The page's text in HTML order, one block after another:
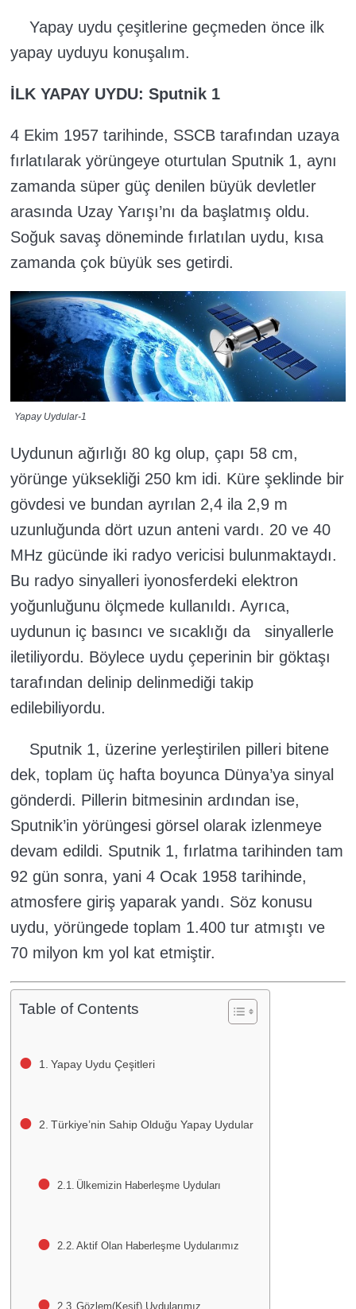
Yapay uydu çeşitlerine geçmeden önce ilk
yapay uyduyu konuşalım.
İLK YAPAY UYDU: Sputnik 1
4 Ekim 1957 tarihinde, SSCB tarafından uzaya
fırlatılarak yörüngeye oturtulan Sputnik 1, aynı
zamanda süper güç denilen büyük devletler
arasında Uzay Yarışı’nı da başlatmış oldu.
Soğuk savaş döneminde fırlatılan uydu, kısa
zamanda çok büyük ses getirdi.
Yapay Uydular-1
Uydunun ağırlığı 80 kg olup, çapı 58 cm,
yörünge yüksekliği 250 km idi. Küre şeklinde bir
gövdesi ve bundan ayrılan 2,4 ila 2,9 m
uzunluğunda dört uzun anteni vardı. 20 ve 40
MHz gücünde iki radyo vericisi bulunmaktaydı.
Bu radyo sinyalleri iyonosferdeki elektron
yoğunluğunu ölçmede kullanıldı. Ayrıca,
uydunun iç basıncı ve sıcaklığı da sinyallerle
iletiliyordu. Böylece uydu çeperinin bir göktaşı
tarafından delinip delinmediği takip
edilebiliyordu.
Sputnik 1, üzerine yerleştirilen pilleri bitene
dek, toplam üç hafta boyunca Dünya’ya sinyal
gönderdi. Pillerin bitmesinin ardından ise,
Sputnik’in yörüngesi görsel olarak izlenmeye
devam edildi. Sputnik 1, fırlatma tarihinden tam
92 gün sonra, yani 4 Ocak 1958 tarihinde,
atmosfere giriş yaparak yandı. Söz konusu
uydu, yörüngede toplam 1.400 tur atmıştı ve
70 milyon km yol kat etmiştir.
Table of Contents
Yapay Uydu Çeşitleri
Türkiye’nin Sahip Olduğu Yapay Uydular
Ülkemizin Haberleşme Uyduları
Aktif Olan Haberleşme Uydularımız
Gözlem(Keşif) Uydularımız